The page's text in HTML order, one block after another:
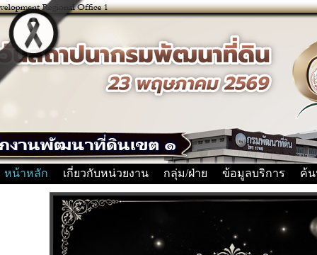
หน้าหลัก เกี่ยวกับหน่วยงาน กลุ่ม/ฝ่าย ข้อมูลบริการ ค้น